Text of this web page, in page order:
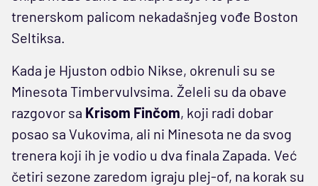
trenerskom palicom nekadašnjeg vođe Boston
Seltiksa.
Kada je Hjuston odbio Nikse, okrenuli su se
Minesota Timbervulvsima. Želeli su da obave
razgovor sa Krisom Finčom, koji radi dobar
posao sa Vukovima, ali ni Minesota ne da svog
trenera koji ih je vodio u dva finala Zapada. Već
četiri sezone zaredom igraju plej-of, na korak su